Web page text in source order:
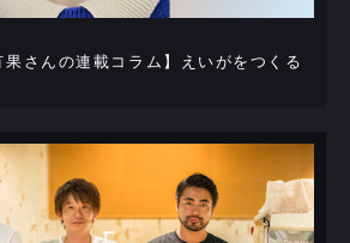
果さんの連載コラム】えいがをつくる